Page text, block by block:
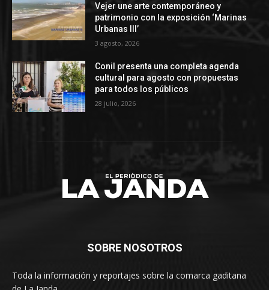
Vejer une arte contemporáneo y
patrimonio con la exposición ‘Marinas
Urbanas III’
3 agosto, 2026
Conil presenta una completa agenda
cultural para agosto con propuestas
para todos los públicos
28 julio, 2026
SOBRE NOSOTROS
Toda la información y reportajes sobre la comarca gaditana